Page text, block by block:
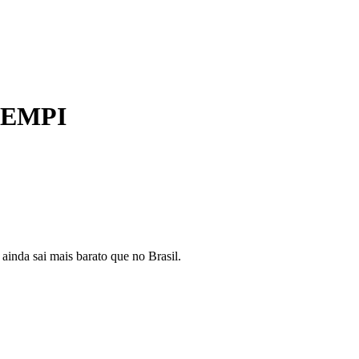
EMPI
sai mais barato que no Brasil.